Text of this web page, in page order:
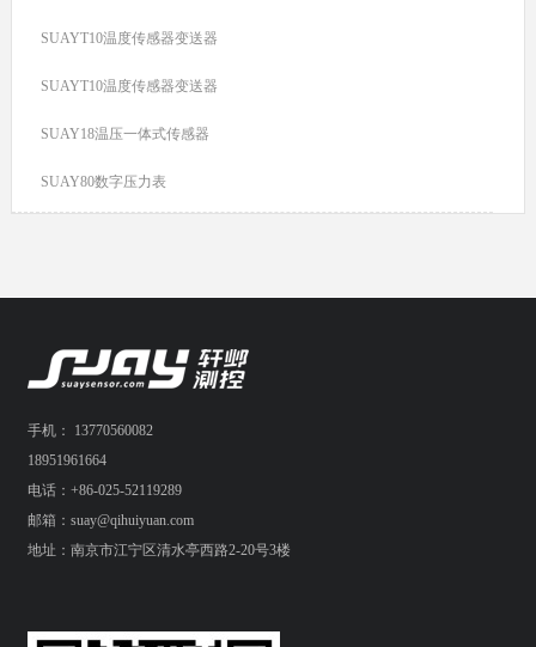
SUAYT10温度传感器变送器
SUAYT10温度传感器变送器
SUAY18温压一体式传感器
SUAY80数字压力表
手机： 13770560082
18951961664
电话：+86-025-52119289
邮箱：suay@qihuiyuan.com
地址：南京市江宁区清水亭西路2-20号3楼